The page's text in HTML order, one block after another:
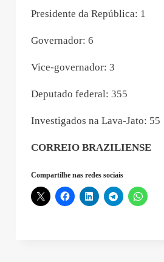
Presidente da República: 1
Governador: 6
Vice-governador: 3
Deputado federal: 355
Investigados na Lava-Jato: 55
CORREIO BRAZILIENSE
Compartilhe nas redes sociais